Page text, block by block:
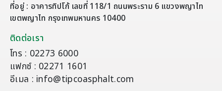
ที่อยู่ : อาคารทิปโก้ เลขที่ 118/1 ถนนพระราม 6 แขวงพญาไท
เขตพญาไท กรุงเทพมหานคร 10400
ติดต่อเรา
โทร : 02273 6000
แฟกซ์ : 02271 1601
อีเมล : info@tipcoasphalt.com